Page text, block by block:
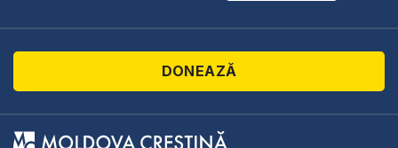
DONEAZĂ